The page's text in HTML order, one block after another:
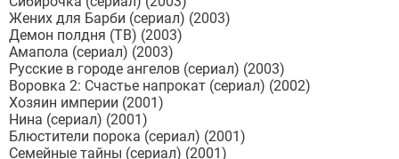
Жених для Барби (сериал) (2003)
Демон полдня (ТВ) (2003)
Амапола (сериал) (2003)
Русские в городе ангелов (сериал) (2003)
Воровка 2: Счастье напрокат (сериал) (2002)
Хозяин империи (2001)
Нина (сериал) (2001)
Блюстители порока (сериал) (2001)
Семейные тайны (сериал) (2001)